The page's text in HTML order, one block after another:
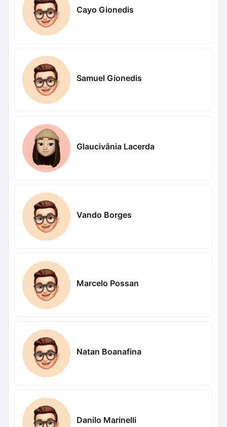
Cayo Gionedis
Samuel Gionedis
Glaucivânia Lacerda
Vando Borges
Marcelo Possan
Natan Boanafina
Danilo Marinelli